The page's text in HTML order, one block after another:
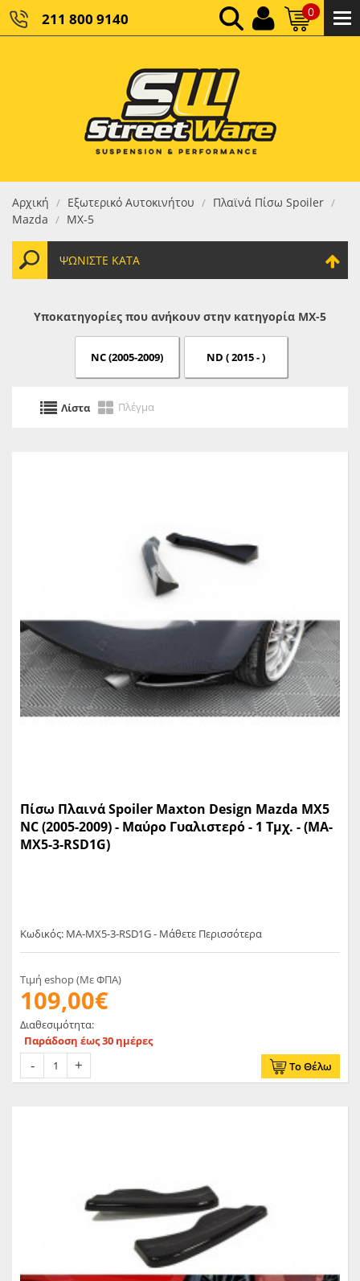
211 800 9140 0
ΚΑΘΑΡΌ ΣΎΝΟΛΟ:
ΤΕΛΙΚΌ ΣΎΝΟΛΟ:0,00 €
Αρχική / Εξωτερικό Αυτοκινήτου / Πλαϊνά Πίσω Spoiler /
Mazda / MX-5
ΨΩΝΊΣΤΕ ΚΑΤΆ
Υποκατηγορίες που ανήκουν στην κατηγορία MX-5
NC (2005-2009) ND ( 2015 - )
Λίστα Πλέγμα
Πίσω Πλαινά Spoiler Maxton Design Mazda MX5
NC (2005-2009) - Μαύρο Γυαλιστερό - 1 Τμχ. - (MA-
MX5-3-RSD1G)
Κωδικός: MA-MX5-3-RSD1G - Μάθετε Περισσότερα
Τιμή eshop (Με ΦΠΑ)
109,00€
Διαθεσιμότητα:
Παράδοση έως 30 ημέρες
Το Θέλω